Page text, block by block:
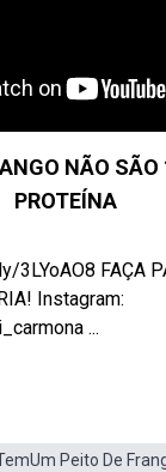
NÃO SÃO
PROTEÍNA
3LYoAO8 FAÇA
Instagram:
...
Peito De